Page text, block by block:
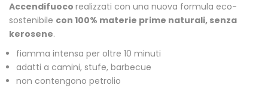
based
on
customer
ratings
Accendifuoco realizzati con una nuova formula eco-
sostenibile con 100% materie prime naturali, senza
kerosene.
fiamma intensa per oltre 10 minuti
adatti a camini, stufe, barbecue
non contengono petrolio